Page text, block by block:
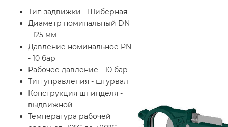
Тип задвижки - Шиберная
Диаметр номинальный DN
- 125 мм
Давление номинальное PN
- 10 бар
Рабочее давление - 10 бар
Тип управления - штурвал
Конструкция шпинделя -
выдвижной
Температура рабочей